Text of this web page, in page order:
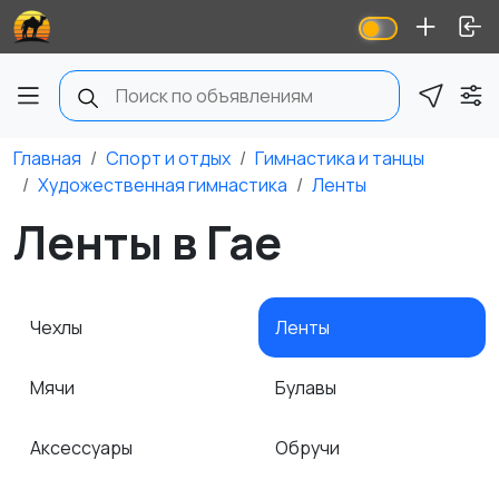
Главная Спорт и отдых
Гимнастика и танцы
Художественная гимнастика
Ленты
Ленты в Гае
Чехлы
Мячи
Аксессуары
Ленты
Булавы
Обручи